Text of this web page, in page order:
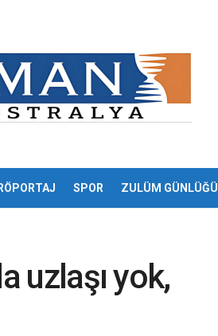
RÖPORTAJ SPOR ZULÜM GÜNLÜĞÜ
uzlaşı yok,